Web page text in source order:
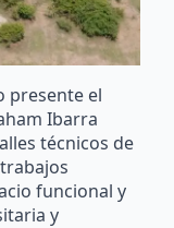
presente el
Ibarra
técnicos de
funcional y
y